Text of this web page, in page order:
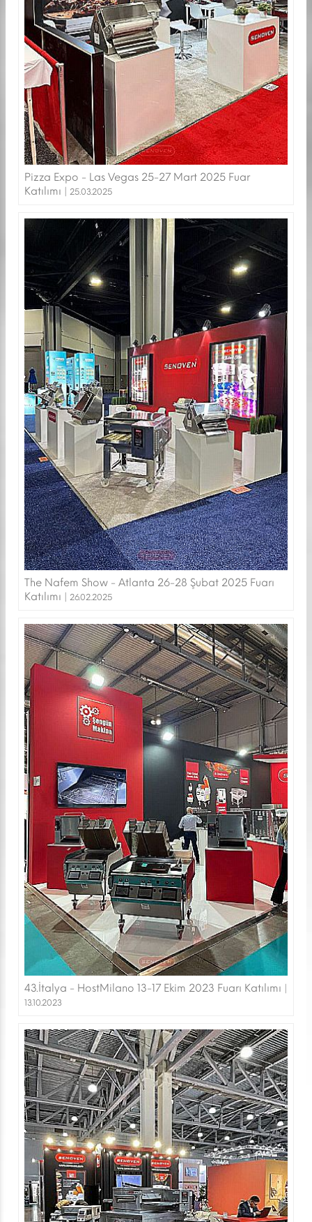
Pizza Expo - Las Vegas 25-27 Mart 2025 Fuar
Katılımı | 25.03.2025
The Nafem Show - Atlanta 26-28 Şubat 2025 Fuarı
Katılımı | 26.02.2025
43.İtalya - HostMilano 13-17 Ekim 2023 Fuarı Katılımı |
13.10.2023